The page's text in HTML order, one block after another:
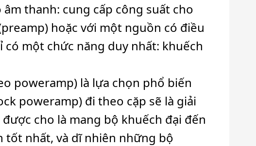
thanh: cung cấp công suất cho
hoặc với một nguồn có điều
một chức năng duy nhất: khuếch
poweramp) là lựa chọn phổ biến
poweramp) đi theo cặp sẽ là giải
cho là mang bộ khuếch đại đến
tốt nhất, và dĩ nhiên những bộ